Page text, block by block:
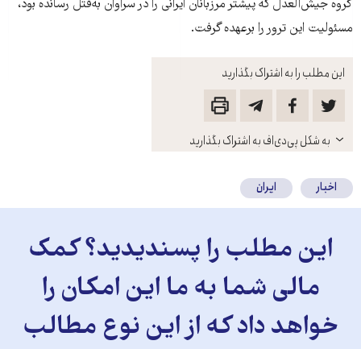
این مطلب را به اشتراک بگذارید
باز
کنید
به شکل پی‌دی‌اف به اشتراک بگذارید
گروه جيش‌العدل که پيشتر مرزبانان ايرانی را در سراوان به‌قتل رسانده بود،
مسئوليت اين ترور را برعهده گرفت.
اخبار ایران
این مطلب را پسندیدید؟ کمک
مالی شما به ما این امکان را
خواهد داد که از این نوع مطالب